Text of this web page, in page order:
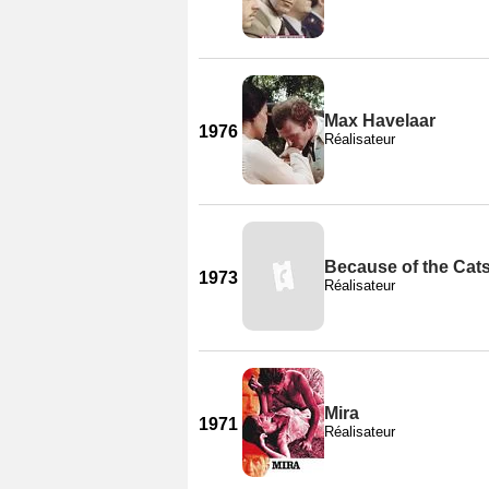
1976
Max Havelaar
Réalisateur
1973
Because of the
Réalisateur
1971
Mira
Réalisateur